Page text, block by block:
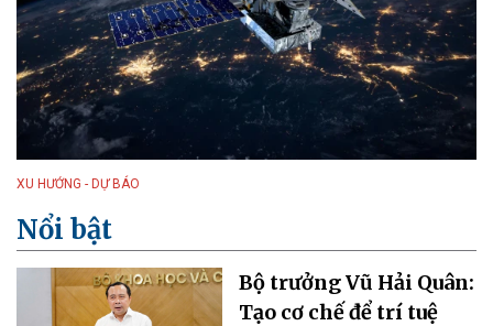
XU HƯỚNG - DỰ BÁO
Nổi bật
Bộ trưởng Vũ Hải Quân:
Tạo cơ chế để trí tuệ